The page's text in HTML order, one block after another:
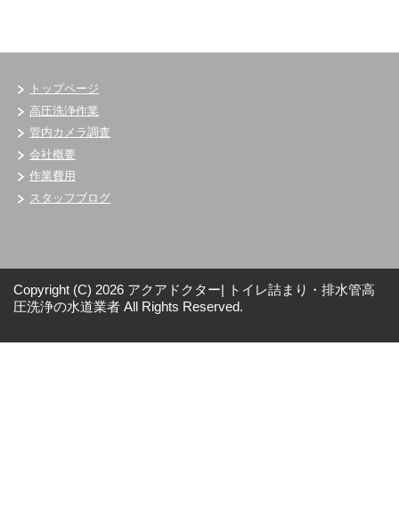
トップページ
高圧洗浄作業
管内カメラ調査
会社概要
作業費用
スタッフブログ
Copyright (C) 2026 アクアドクター| トイレ詰まり・排水管高
圧洗浄の水道業者 All Rights Reserved.